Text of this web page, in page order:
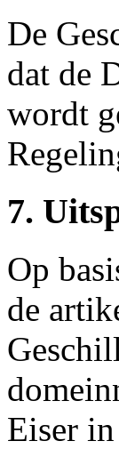
De
dat de
wordt
7.
Op
de
Eiser